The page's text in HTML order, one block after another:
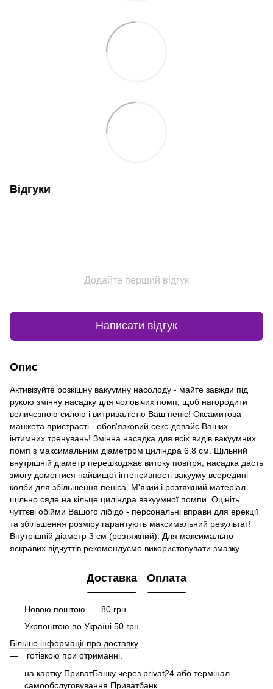
Відгуки
Додайте перший відгук
Написати відгук
Опис
Активізуйте розкішну вакуумну насолоду - майте завжди під
рукою змінну насадку для чоловічих помп, щоб нагородити
величезною силою і витривалістю Ваш пеніс! Оксамитова
манжета пристрасті - обов'язковий секс-девайс Ваших
інтимних тренувань! Змінна насадка для всіх видів вакуумних
помп з максимальним діаметром циліндра 6.8 см. Щільний
внутрішній діаметр перешкоджає витоку повітря, насадка дасть
змогу домогтися найвищої інтенсивності вакууму всередині
колби для збільшення пеніса. М'який і розтяжний матеріал
щільно сяде на кільце циліндра вакуумної помпи. Оцініть
чуттєві обійми Вашого лібідо - персональні вправи для ерекції
та збільшення розміру гарантують максимальний результат!
Внутрішній діаметр 3 см (розтяжний). Для максимально
яскравих відчуттів рекомендуємо використовувати змазку.
Доставка Оплата
Новою поштою — 80 грн.
Укрпоштою по Україні 50 грн.
Більше інформації про доставку
готівкою при отриманні.
на картку ПриватБанку через privat24 або термінал
самообслуговування Приватбанк.